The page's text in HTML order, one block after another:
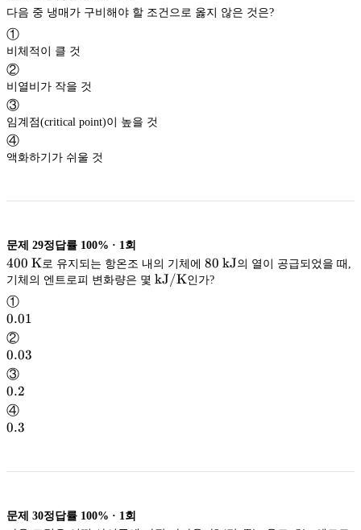
①
비체적이 클 것
②
비열비가 작을 것
③
임계점(critical point)이 높을 것
④
액화하기가 쉬울 것
문제 29정답률 100% · 1 회
400\
\mathrm
K
400 K로 유지되는 항온조 내의 기체에 80\
\mathrm{kJ}
kJ
80 kJ의 열이 공급되었을 때,
기체의 엔트로피 변화량은 몇 \mathrm{kJ/K}
kJ/K
①
0.01
0.01
②
0.03
0.03
③
0.2
0.2
④
0.3
0.3
문제 30정답률 100% · 1 회